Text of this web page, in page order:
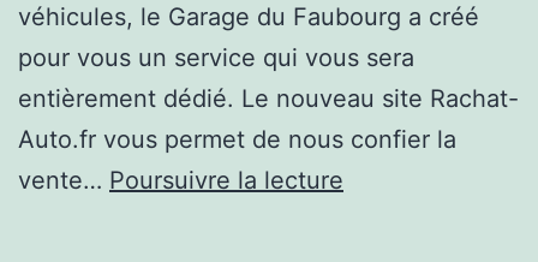
véhicules, le Garage du Faubourg a créé
pour vous un service qui vous sera
entièrement dédié. Le nouveau site Rachat-
Auto.fr vous permet de nous confier la
vente… Poursuivre la lecture